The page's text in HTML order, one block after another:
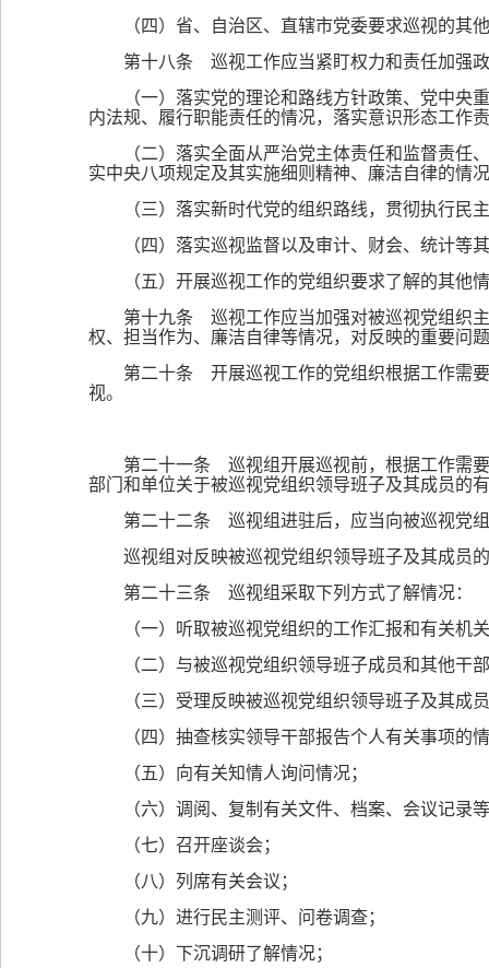
（四）省、自治区、直辖市党委要求巡视的其
第十八条 巡视工作应当紧盯权力和责任加强
（一）落实党的理论和路线方针政策、党中
内法规、履行职能责任的情况，落实意识形态工作
（二）落实全面从严治党主体责任和监督责
实中央八项规定及其实施细则精神、廉洁自律的情
（三）落实新时代党的组织路线，贯彻执行
（四）落实巡视监督以及审计、财会、统计等
（五）开展巡视工作的党组织要求了解的其他
第十九条 巡视工作应当加强对被巡视党组织
权、担当作为、廉洁自律等情况，对反映的重要问
第二十条 开展巡视工作的党组织根据工作需
视。
第二十一条 巡视组开展巡视前，根据工作需
部门和单位关于被巡视党组织领导班子及其成员的
第二十二条 巡视组进驻后，应当向被巡视党
巡视组对反映被巡视党组织领导班子及其成员
第二十三条 巡视组采取下列方式了解情况：
（一）听取被巡视党组织的工作汇报和有关机
（二）与被巡视党组织领导班子成员和其他干
（三）受理反映被巡视党组织领导班子及其
（四）抽查核实领导干部报告个人有关事项的
（五）向有关知情人询问情况；
（六）调阅、复制有关文件、档案、会议记录
（七）召开座谈会；
（八）列席有关会议；
（九）进行民主测评、问卷调查；
（十）下沉调研了解情况；